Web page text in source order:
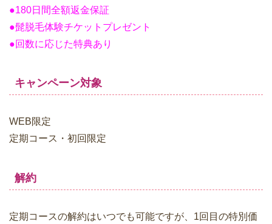
●180日間全額返金保証
●髭脱毛体験チケットプレゼント
●回数に応じた特典あり
キャンペーン対象
WEB限定
定期コース・初回限定
解約
定期コースの解約はいつでも可能ですが、1回目の特別価